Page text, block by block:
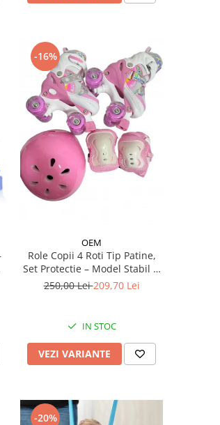
-16%
OEM
Role Copii 4 Roti Tip Patine,
Set Protectie – Model Stabil si
Reglabil - Roz
250,00 Lei209,70 Lei
IN STOC
VEZI VARIANTE
-20%